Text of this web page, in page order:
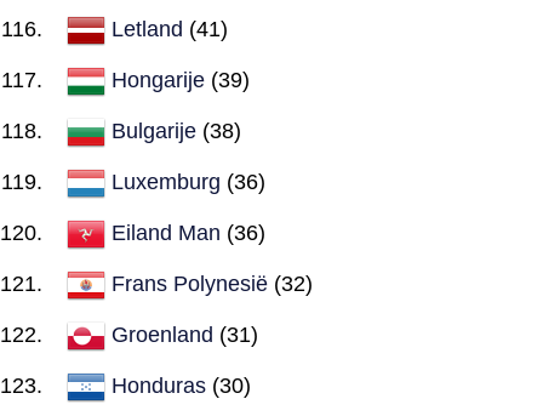
Letland (41)
Hongarije (39)
Bulgarije (38)
Luxemburg (36)
Eiland Man (36)
Frans Polynesië (32)
Groenland (31)
Honduras (30)